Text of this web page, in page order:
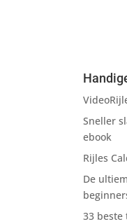
Sneller
ebook
Rijles
De
33 beste